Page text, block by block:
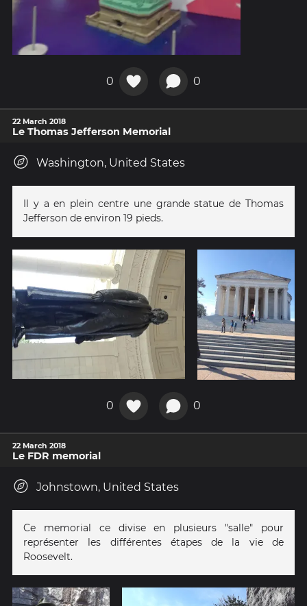
0 0
22 March 2018
Le Thomas Jefferson Memorial
Washington, United States
Il y a en plein centre une grande statue de Thomas
Jefferson de environ 19 pieds.
0 0
22 March 2018
Le FDR memorial
Johnstown, United States
Ce memorial ce divise en plusieurs "salle" pour
représenter les différentes étapes de la vie de
Roosevelt.